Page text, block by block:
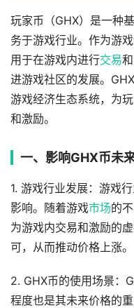
玩家币（GHX）是一种
务于游戏行业。作为游
用于在游戏内进行交易
进游戏社区的发展。
游戏经济生态系统，为
和激励。
一、影响GHX币未
1. 游戏行业发展：游戏
影响。随着游戏市场的
为游戏内交易和激励的
可，从而推动价格上涨。
2. GHX币的使用场景：
程度也是其未来价格的